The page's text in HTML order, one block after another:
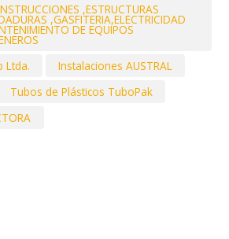
,ESTRUCTURAS
,GASFITERIA,ELECTRICIDAD
DE EQUIPOS
Ltda.
Instalaciones AUSTRAL
Tubos de Plásticos TuboPak